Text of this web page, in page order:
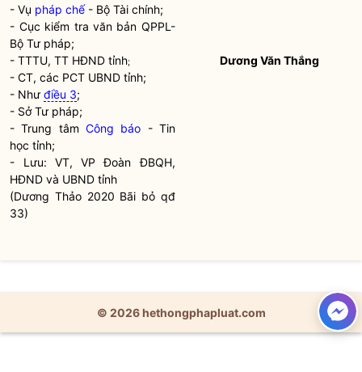
- Vụ pháp chế- Bộ Tài chính;
- Cục kiểm tra văn bản QPPL-
Bộ Tư pháp;
- TTTU, TT HĐND tỉnh;
- CT, các PCT UBND tỉnh;
- Nhưđiều 3;
- Sở Tư pháp;
- Trung tâm Công báo - Tin
học tỉnh;
- Lưu: VT, VP Đoàn ĐBQH,
HĐND và UBND tỉnh
(Dương Thảo 2020 Bãi bỏ qđ
33)
Dương Văn Thắng
© 2026 hethongphapluat.com